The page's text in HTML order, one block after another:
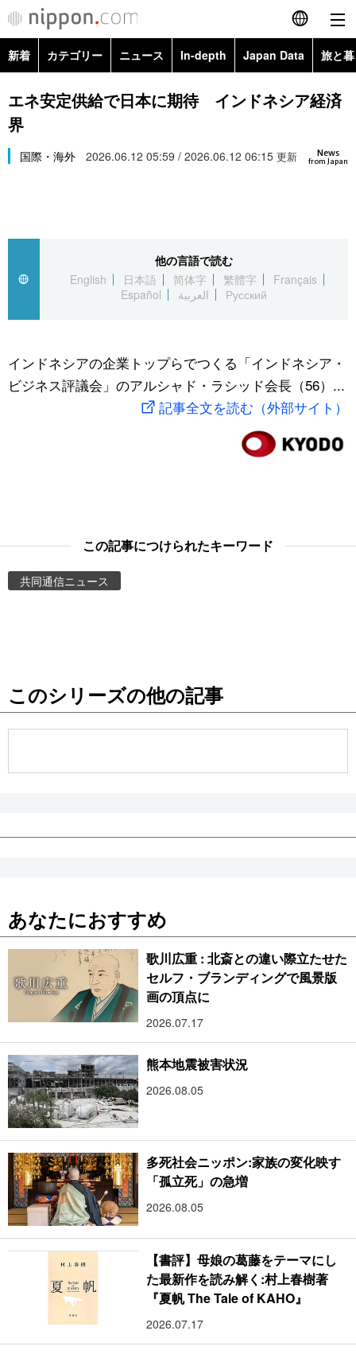
English
简体字
Русский
カテゴリー
経済・ビジネス
国際
文化
トップ
アーカイブ
In-depth
Japan Data
動画/Live
お知らせ
新着 カテゴリー ニュース In-depth Japan Data 旅と
政治・外交
経済・ビジネス
スポーツ・東京2020
Topics
エネ安定供給で日本に期待 インドネシア経済
界
News
from Japan
国際・海外 2026.06.12 05:59 / 2026.06.12 06:15 更新
他の言語で読む
English
日本語 简体字 繁體字
Français
Español
العربية Русский
インドネシアの企業トップらでつくる「インドネシア・
ビジネス評議会」のアルシャド・ラシッド会長（56）...
記事全文を読む（外部サイト）
この記事につけられたキーワード
共同通信ニュース
このシリーズの他の記事
あなたにおすすめ
歌川広重 : 北斎との違い際立たせた
セルフ・ブランディングで風景版
画の頂点に
2026.07.17
熊本地震被害状況
2026.08.05
多死社会ニッポン:家族の変化映す
「孤立死」の急増
2026.08.05
【書評】母娘の葛藤をテーマにし
た最新作を読み解く:村上春樹著
『夏帆 The Tale of KAHO』
2026.07.17